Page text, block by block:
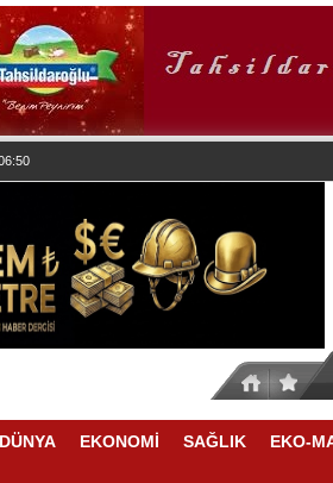
DÜNYA EKONOMİ SAĞLIK EKO-